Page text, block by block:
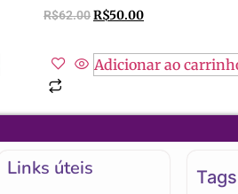
R$62.00R$50.00
Adicionar ao
Links úteis Tags